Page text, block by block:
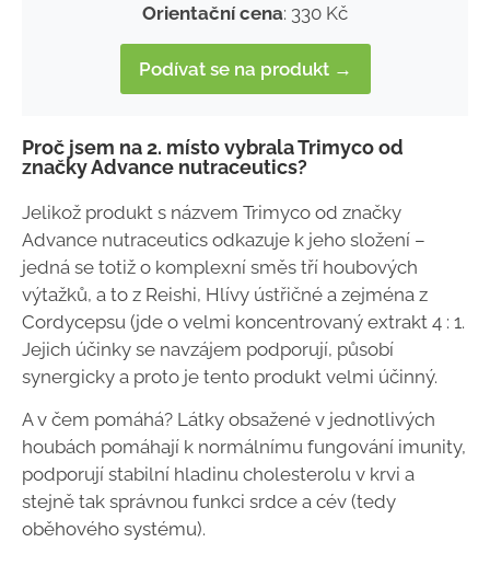
Orientační cena: 330 Kč
Podívat se na produkt →
Proč jsem na 2. místo vybrala Trimyco od
značky Advance nutraceutics?
Jelikož produkt s názvem Trimyco od značky
Advance nutraceutics odkazuje k jeho složení –
jedná se totiž o komplexní směs tří houbových
výtažků, a to z Reishi, Hlívy ústřičné a zejména z
Cordycepsu (jde o velmi koncentrovaný extrakt 4 : 1.
Jejich účinky se navzájem podporují, působí
synergicky a proto je tento produkt velmi účinný.
A v čem pomáhá? Látky obsažené v jednotlivých
houbách pomáhají k normálnímu fungování imunity,
podporují stabilní hladinu cholesterolu v krvi a
stejně tak správnou funkci srdce a cév (tedy
oběhového systému).